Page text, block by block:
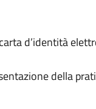
d’identità
della